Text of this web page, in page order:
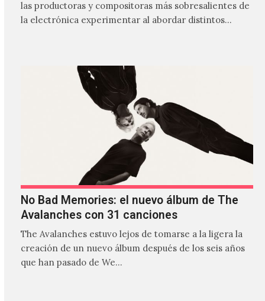
las productoras y compositoras más sobresalientes de
la electrónica experimentar al abordar distintos
No Bad Memories: el nuevo álbum de The
Avalanches con 31 canciones
The Avalanches estuvo lejos de tomarse a la ligera la
creación de un nuevo álbum después de los seis años
que han pasado de We…